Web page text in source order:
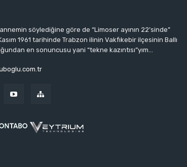
söylediğine göre de “Limoser ayının 22’sinde”
1961 tarihinde Trabzon ilinin Vakfıkebir ilçesinin Ballı
en sonuncusu yani “tekne kazıntısı”yım…